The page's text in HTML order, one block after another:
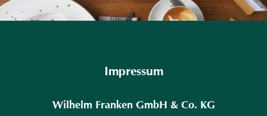
Impressum
Wilhelm Franken GmbH & Co. KG